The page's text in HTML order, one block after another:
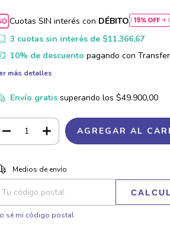
Cuotas SIN interés con DÉBITO
3 cuotas sin interés de $11.366,67
10% de descuento pagando con
más detalles
Envío gratis superando los $49.900,00
para el CP:
Medios de envío
sé mi código postal